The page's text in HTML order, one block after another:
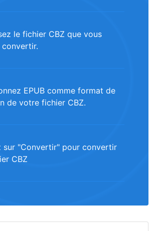
le fichier CBZ que vous
convertir.
EPUB comme format de
de votre fichier CBZ.
sur "Convertir" pour convertir
CBZ